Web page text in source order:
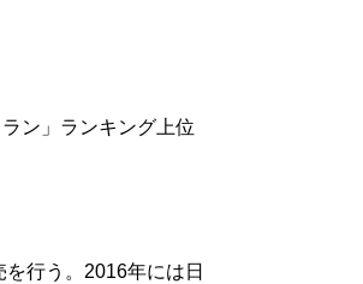
ン」ランキング上位
行う。2016年には日